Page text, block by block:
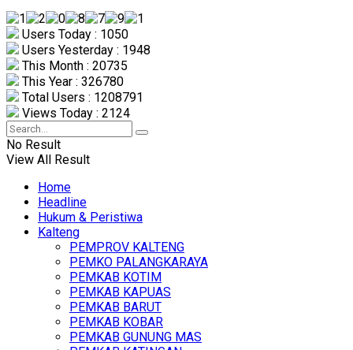
Users Today : 1050
Users Yesterday : 1948
This Month : 20735
This Year : 326780
Total Users : 1208791
Views Today : 2124
No Result
View All Result
Home
Headline
Hukum & Peristiwa
Kalteng
PEMPROV KALTENG
PEMKO PALANGKARAYA
PEMKAB KOTIM
PEMKAB KAPUAS
PEMKAB BARUT
PEMKAB KOBAR
PEMKAB GUNUNG MAS